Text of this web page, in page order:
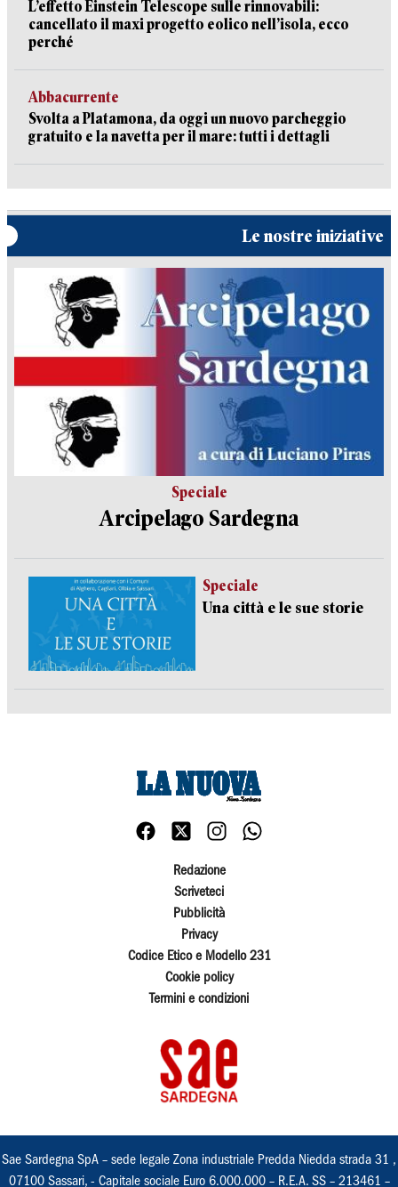
L’effetto Einstein Telescope sulle rinnovabili:
cancellato il maxi progetto eolico nell’isola, ecco
perché
Abbacurrente
Svolta a Platamona, da oggi un nuovo parcheggio
gratuito e la navetta per il mare: tutti i dettagli
Le nostre iniziative
Speciale
Arcipelago Sardegna
Speciale
Una città e le sue storie
Redazione
Scriveteci
Pubblicità
Privacy
Codice Etico e Modello 231
Cookie policy
Termini e condizioni
Sae Sardegna SpA – sede legale Zona industriale Predda Niedda strada 31 ,
07100 Sassari, - Capitale sociale Euro 6.000.000 – R.E.A. SS – 213461 –